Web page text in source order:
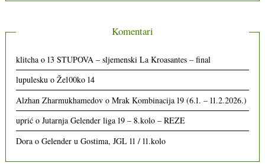
Komentari
klitcha o13 STUPOVA – sljemenski La Kroasantes – final
lupulesku oŽe100ko 14
Alzhan Zharmukhamedov oMrak Kombinacija 19 (6.1. – 11.2.2026.)
uprić oJutarnja Gelender liga 19 – 8.kolo – REZE
Dora oGelender u Gostima, JGL 11 / 11.kolo